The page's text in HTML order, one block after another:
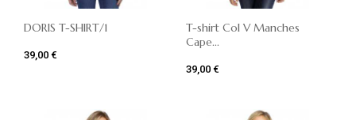
DORIS T-SHIRT/1
39,00 €
T-shirt Col V Manches
Cape...
39,00 €